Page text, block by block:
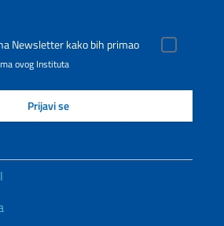
Newsletter kako bih primao
ovog Instituta